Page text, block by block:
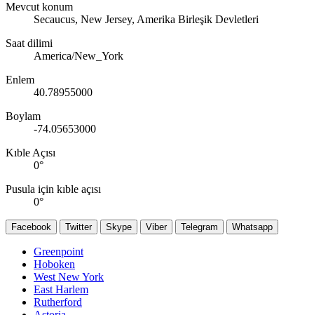
Mevcut konum
Secaucus, New Jersey, Amerika Birleşik Devletleri
Saat dilimi
America/New_York
Enlem
40.78955000
Boylam
-74.05653000
Kıble Açısı
0°
Pusula için kıble açısı
0°
Facebook Twitter Skype Viber Telegram Whatsapp
Greenpoint
Hoboken
West New York
East Harlem
Rutherford